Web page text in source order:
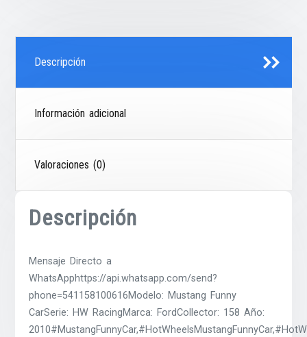
Descripción
Información adicional
Valoraciones (0)
Descripción
Mensaje Directo a
WhatsApphttps://api.whatsapp.com/send?
phone=541158100616Modelo: Mustang Funny
CarSerie: HW RacingMarca: FordCollector: 158 Año: